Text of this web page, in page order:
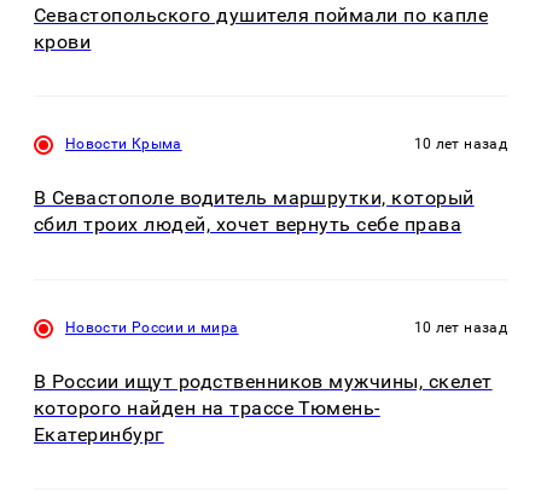
Севастопольского душителя поймали по капле
крови
Новости Крыма 10 лет назад
В Севастополе водитель маршрутки, который
сбил троих людей, хочет вернуть себе права
Новости России и мира 10 лет назад
В России ищут родственников мужчины, скелет
которого найден на трассе Тюмень-
Екатеринбург